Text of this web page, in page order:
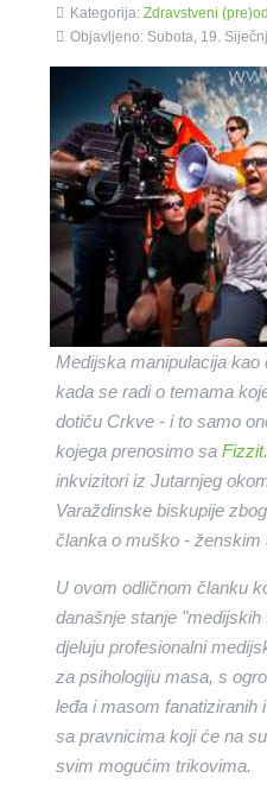
Kategorija: Zdravstveni
Objavljeno: Subota, 19.
Medijska manipulacija
kada se radi o temama
dotiču Crkve - i to samo
kojega prenosimo sa
inkvizitori iz Jutarnjeg
Varaždinske biskupije
članka o muško - ženskim
U ovom odličnom članku
današnje stanje
djeluju profesionalni
za psihologiju masa, s
leđa i masom fanatiziranih
sa pravnicima koji će na
svim mogućim trikovima.